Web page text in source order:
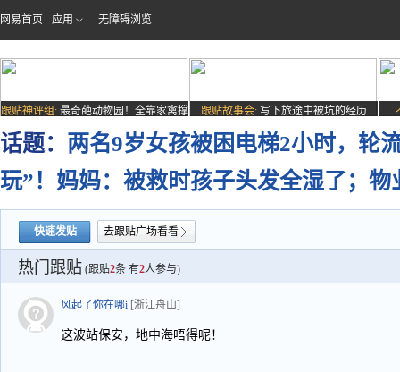
网易首页 应用 无障碍浏览
跟贴神评组: 最奇葩动物园！全靠家禽撑
场子
跟贴故事会: 写下旅途中被坑的经历
话题： 两名9岁女孩被困电梯2小时，轮
玩”！妈妈：被救时孩子头发全湿了；
快速发贴 去跟贴广场看看
热门跟贴 (跟贴2条 有2人参与)
风起了你在哪i [浙江舟山]
这波站保安，地中海唔得呢！